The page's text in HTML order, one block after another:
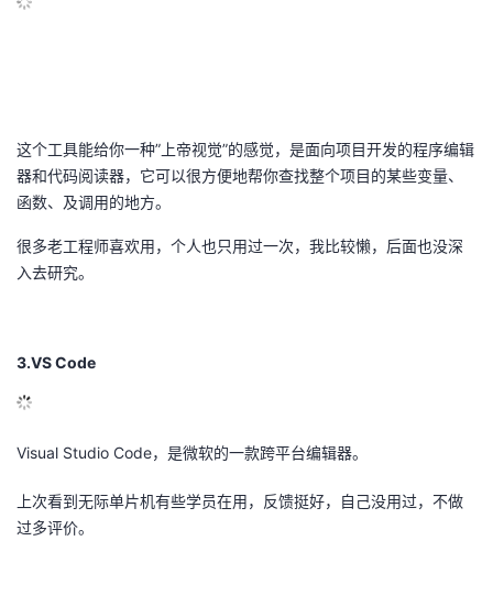
这个工具能给你一种”上帝视觉”的感觉，是面向项目开发的程序编辑
器和代码阅读器，它可以很方便地帮你查找整个项目的某些变量、
函数、及调用的地方。
很多老工程师喜欢用，个人也只用过一次，我比较懒，后面也没深
入去研究。
3.VS Code
Visual Studio Code，是微软的一款跨平台编辑器。
上次看到无际单片机有些学员在用，反馈挺好，自己没用过，不做
过多评价。